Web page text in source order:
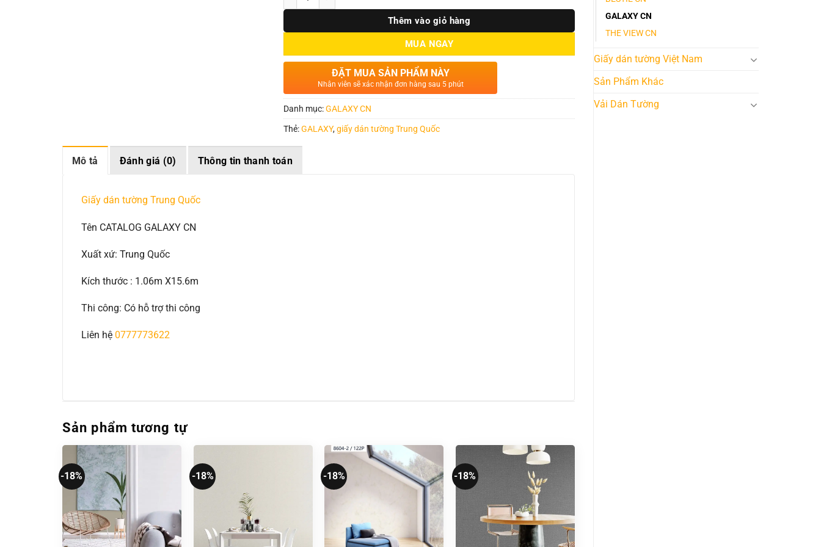
GALAXY CN
THE VIEW CN
Giấy dán tường Việt Nam
Sản Phẩm Khác
Vải Dán Tường
Thêm vào giỏ hàng
MUA NGAY
ĐẶT MUA SẢN PHẨM NÀY
Nhân viên sẽ xác nhận đơn hàng sau 5 phút
Danh mục:GALAXY CN
Thẻ:GALAXY,giấy dán tường Trung Quốc
Mô tả Đánh giá (0) Thông tin thanh toán
Giấy dán tường Trung Quốc
Tên CATALOG GALAXY CN
Xuất xứ: Trung Quốc
Kích thước : 1.06m X15.6m
Thi công: Có hỗ trợ thi công
Liên hệ 0777773622
Sản phẩm tương tự
-18% -18% -18% -18%